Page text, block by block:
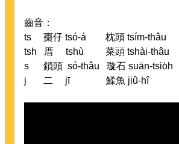
齒音：
ts 棗仔 tsó-á 枕頭 tsím-thâu
tsh 厝 tshù 菜頭 tshài-thâu
s 鎖頭 só-thâu 璇石 suān-tsio̍h
j 二 jī 鰇魚 jiû-hî